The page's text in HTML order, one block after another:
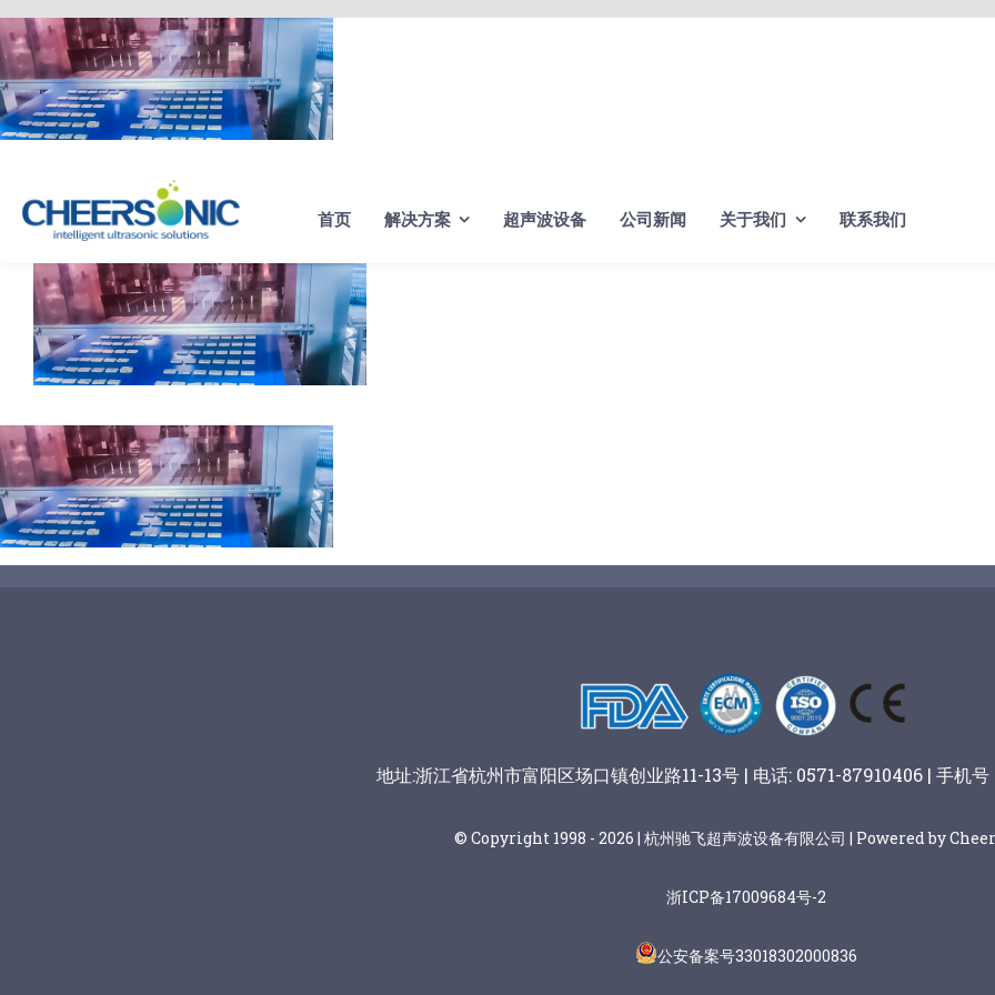
Skip
to
content
首页 解决方案 超声波设备 公司新闻 关于我们 联系我们
地址:浙江省杭州市富阳区场口镇创业路11-13号 | 电话: 0571-87910406 | 手机
© Copyright 1998 - 2026 | 杭州驰飞超声波设备有限公司 | Powered by
浙ICP备17009684号-2
公安备案号33018302000836